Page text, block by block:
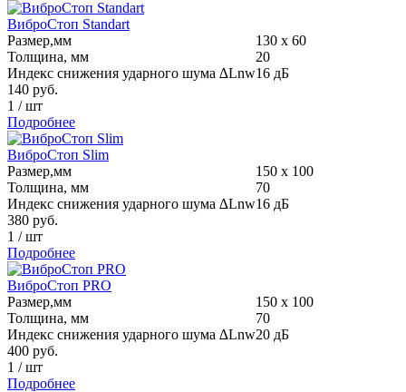
ВиброСтоп Standart
Размер,мм
130 х 60
Толщина, мм
20
Индекс снижения ударного шума ∆Lnw16 дБ
140 руб.
1 /шт
Подробнее
ВиброСтоп Slim
Размер,мм
150 х 100
Толщина, мм
70
Индекс снижения ударного шума ∆Lnw16 дБ
380 руб.
1 /шт
Подробнее
ВиброСтоп PRO
Размер,мм
150 х 100
Толщина, мм
70
Индекс снижения ударного шума ∆Lnw20 дБ
400 руб.
1 /шт
Подробнее